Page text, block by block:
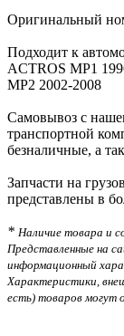
Оригинальный
Подходит к
ACTROS MP1
MP2 2002-2008
Самовывоз с
транспортной
безналичные, а
Запчасти на
представлены в
* Наличие товара и
Представленные на
информационный
Характеристики,
есть) товаров могут